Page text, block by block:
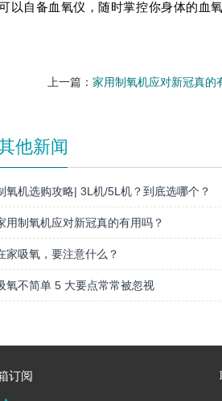
以自备血氧仪，随时掌控你身体的血氧
上一篇：家用制氧机应对新冠真的
他新闻
氧机选购攻略| 3L机/5L机？到底选哪个？
用制氧机应对新冠真的有用吗？
家吸氧，要注意什么？
氧不简单 5 大要点常常被忽视
订阅